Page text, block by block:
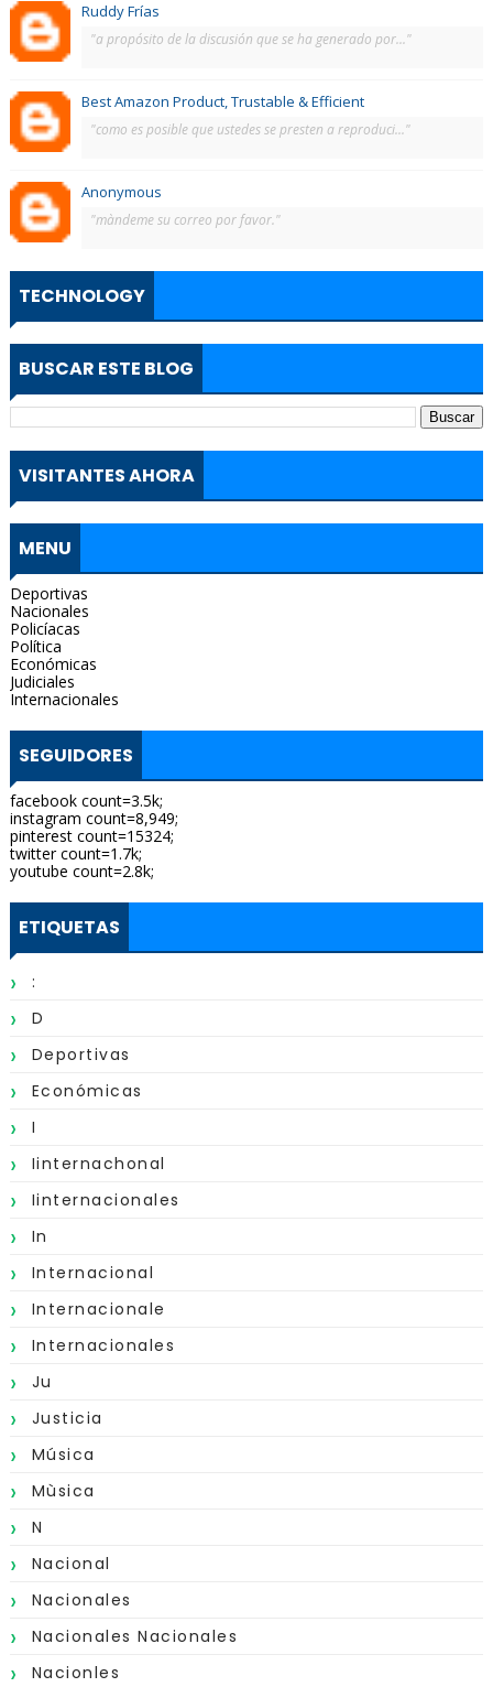
Ruddy Frías
"a propósito de la discusión que se ha generado por..."
Best Amazon Product, Trustable & Efficient
"como es posible que ustedes se presten a reproduci..."
Anonymous
"màndeme su correo por favor."
TECHNOLOGY
BUSCAR ESTE BLOG
VISITANTES AHORA
MENU
Deportivas
Nacionales
Policíacas
Política
Económicas
Judiciales
Internacionales
SEGUIDORES
facebook count=3.5k;
instagram count=8,949;
pinterest count=15324;
twitter count=1.7k;
youtube count=2.8k;
ETIQUETAS
:
D
Deportivas
Económicas
I
Iinternachonal
Iinternacionales
In
Internacional
Internacionale
Internacionales
Ju
Justicia
Música
Mùsica
N
Nacional
Nacionales
Nacionales Nacionales
Nacionles